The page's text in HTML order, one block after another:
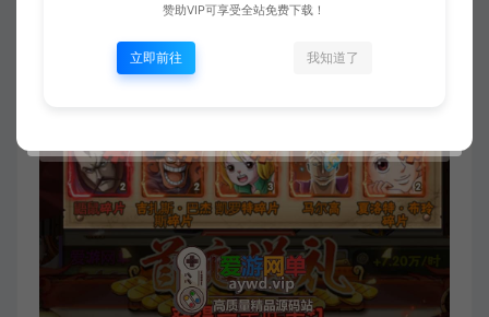
赞助VIP可享受全站免费下载！
立即前往 我知道了